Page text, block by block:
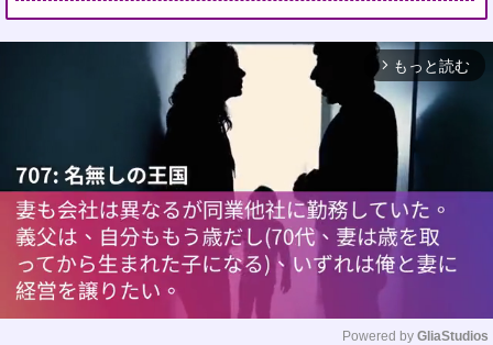
arrow_forward_ios もっと読む
Powered by GliaStudios